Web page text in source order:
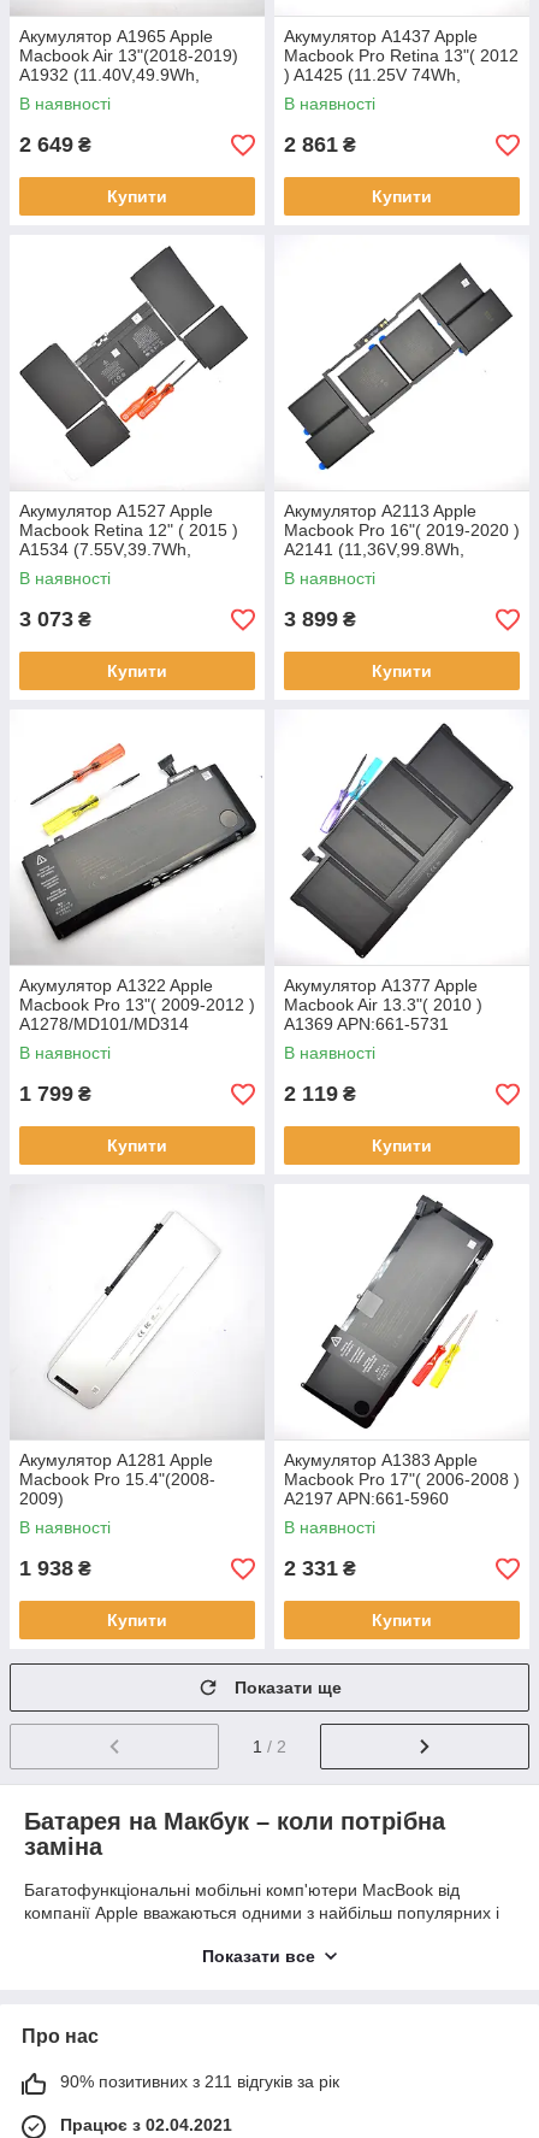
Акумулятор A1965 Apple
Macbook Air 13"(2018-2019)
A1932 (11.40V,49.9Wh,
4379mAh) APN:613-3929
Original/Оригінал
В наявності
2 649 ₴
Купити
Акумулятор A1437 Apple
Macbook Pro Retina 13"( 2012
) A1425 (11.25V 74Wh,
6600mAh) APN:616-6223
Original
В наявності
2 861 ₴
Купити
Акумулятор A1527 Apple
Macbook Retina 12" ( 2015 )
A1534 (7.55V,39.7Wh,
5263mAh) APN:616-8229
Original/Оригінал
В наявності
3 073 ₴
Купити
Акумулятор A2113 Apple
Macbook Pro 16"( 2019-2020 )
A2141 (11,36V,99.8Wh,
8790mAh) APN:613-9311
Original/Оригінал
В наявності
3 899 ₴
Купити
Акумулятор A1322 Apple
Macbook Pro 13"( 2009-2012 )
A1278/MD101/MD314
(10.95V,63.5 Wh, 5800mAh)
Original
В наявності
1 799 ₴
Купити
Акумулятор A1377 Apple
Macbook Air 13.3"( 2010 )
A1369 APN:661-5731
(7.6V,54.4Wh, 7150mAh)
Original/Оригінал
В наявності
2 119 ₴
Купити
Акумулятор A1281 Apple
Macbook Pro 15.4"(2008-
2009)
A1286/MB772/MB470/MB471
(10.8V,45Wh, 5200mAh)
В наявності
1 938 ₴
Купити
Акумулятор A1383 Apple
Macbook Pro 17"( 2006-2008 )
A2197 APN:661-5960
(10.95V,95Wh, 8800mAh)
Original/Оригінал
В наявності
2 331 ₴
Купити
Показати ще
1 / 2
Батарея на Макбук – коли потрібна
заміна
Багатофункціональні мобільні комп'ютери MacBook від
компанії Apple вважаються одними з найбільш популярних і
користувачів своєю надійністю, якістю, відмінними технічними
рано чи пізно доводиться ремонтувати його, міняти деякі
комплектуючі, зокрема акумулятор.
середньому живе близько 1000-1200 циклів, а потім підлягає
заміні.
Показати все
Про нас
90% позитивних з 211 відгуків за рік
Працює з 02.04.2021